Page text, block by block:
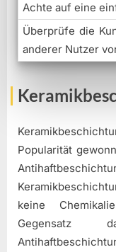
Achte auf eine
Überprüfe die
anderer Nutzer
Popularität
keine
Gegensatz